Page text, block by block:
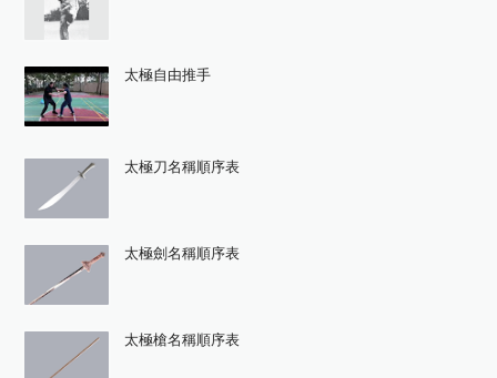
太極自由推手
太極刀名稱順序表
太極劍名稱順序表
太極槍名稱順序表